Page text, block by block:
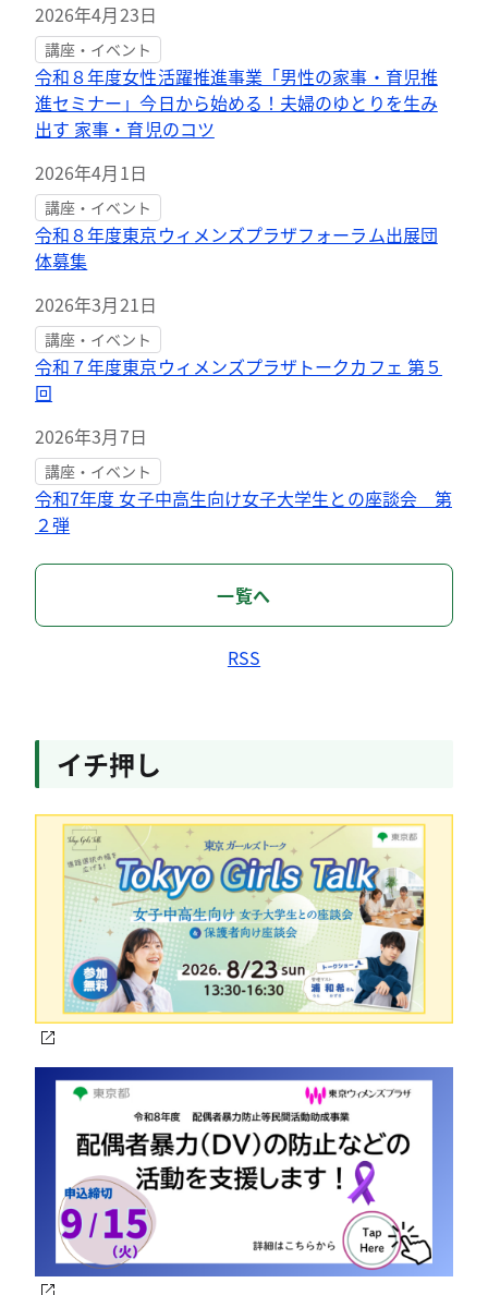
2026年4月23日
講座・イベント
令和８年度女性活躍推進事業「男性の家事・育児推
進セミナー」今日から始める！夫婦のゆとりを生み
出す 家事・育児のコツ
2026年4月1日
講座・イベント
令和８年度東京ウィメンズプラザフォーラム出展団
体募集
2026年3月21日
講座・イベント
令和７年度東京ウィメンズプラザトークカフェ 第５
回
2026年3月7日
講座・イベント
令和7年度 女子中高生向け女子大学生との座談会 第
２弾
一覧へ
RSS
イチ押し